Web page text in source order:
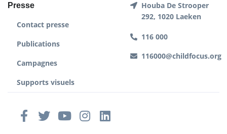
Presse
Contact presse
Publications
Campagnes
Supports visuels
Houba De Strooper
292, 1020 Laeken
116 000
116000@childfocus.org